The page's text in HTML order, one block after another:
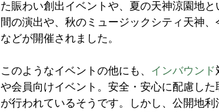
た賑わい創出イベントや、夏の天神涼園地
間の演出や、秋のミュージックシティ天神
などが開催されました。
このようなイベントの他にも、 インバウンド
や会員向けイベント。安全・安心に配慮し
が行われているそうです。しかし、公開地利